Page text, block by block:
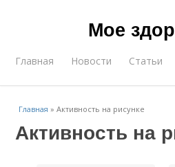
Мое
Главная Новости Статьи
Главная »Активность на рисунке
Активность на